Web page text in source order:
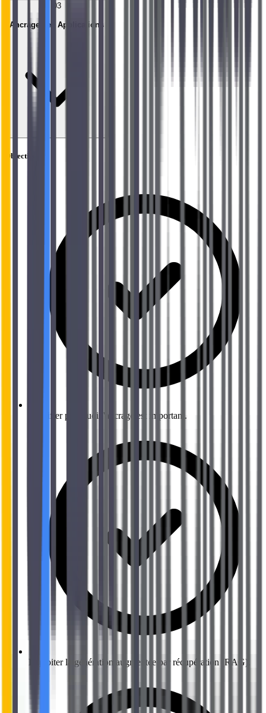
03
Ancrage des Applications
Objectifs
Identifier pourquoi l'ancrage est important.
Exploiter la génération augmentée par récupération (RAG).